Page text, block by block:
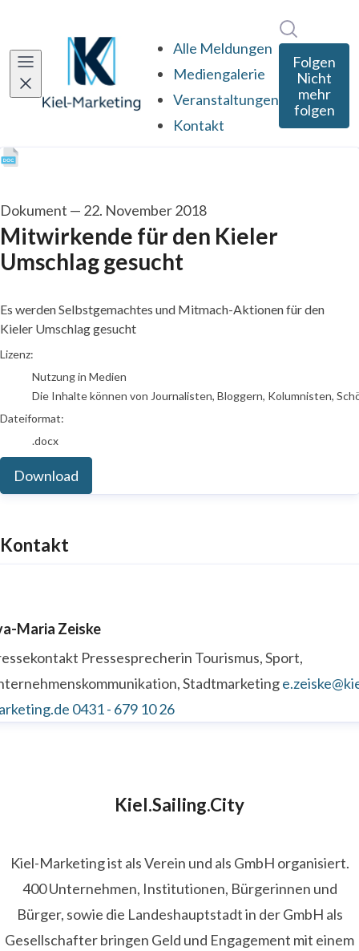
Alle Meldungen
Mediengalerie
Veranstaltungen
Kontakt
Folgen
Nicht
mehr
folgen
Dokument — 22. November 2018
Mitwirkende für den Kieler
Umschlag gesucht
Es werden Selbstgemachtes und Mitmach-Aktionen für den
Kieler Umschlag gesucht
go to media item
Lizenz:
Nutzung in Medien
Die Inhalte können von Journalisten, Bloggern, Kolumnisten,
Dateiformat:
.docx
Download
Kontakt
Maria Zeiske
Pressesprecherin Tourismus, Sport,
Stadtmarketing
0431 - 679 10 26
Kiel.Sailing.City
Kiel-Marketing ist als Verein und als GmbH organisiert.
400 Unternehmen, Institutionen, Bürgerinnen und
Bürger, sowie die Landeshauptstadt in der GmbH als
Gesellschafter bringen Geld und Engagement mit einem